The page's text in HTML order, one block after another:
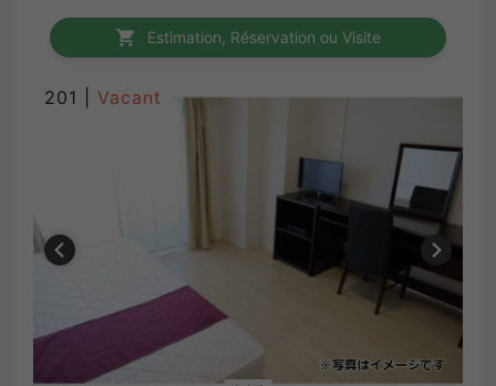
Estimation, Réservation ou Visite
201 | Vacant